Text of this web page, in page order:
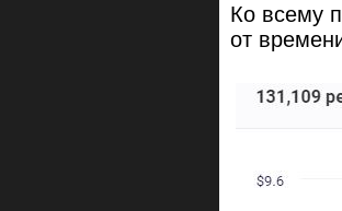
Ко всему
от